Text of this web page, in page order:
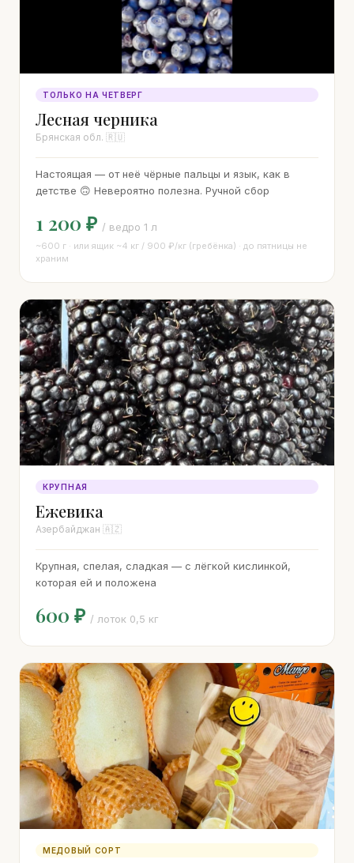
ТОЛЬКО НА ЧЕТВЕРГ
Лесная черника
Брянская обл. 🇷🇺
Настоящая — от неё чёрные пальцы и язык, как в
детстве 🙃 Невероятно полезна. Ручной сбор
1 200 ₽ / ведро 1 л
~600 г · или ящик ~4 кг / 900 ₽/кг (гребёнка) · до пятницы не
храним
КРУПНАЯ
Ежевика
Азербайджан 🇦🇿
Крупная, спелая, сладкая — с лёгкой кислинкой,
которая ей и положена
600 ₽ / лоток 0,5 кг
МЕДОВЫЙ СОРТ